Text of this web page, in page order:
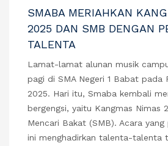
SMABA MERIAHKAN
2025 DAN SMB DENGAN
TALENTA
Lamat-lamat alunan musik
pagi di SMA Negeri 1 Babat pada
2025. Hari itu, Smaba kembali
bergengsi, yaitu Kangmas Nimas
Mencari Bakat (SMB). Acara
ini menghadirkan talenta-talenta